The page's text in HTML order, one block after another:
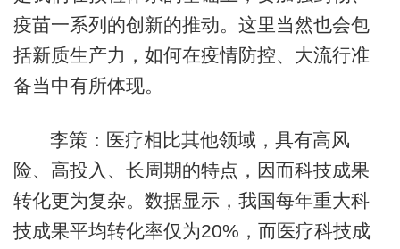
疫苗一系列的创新的推动。这里当然也会包
括新质生产力，如何在疫情防控、大流行准
备当中有所体现。
李策：医疗相比其他领域，具有高风
险、高投入、长周期的特点，因而科技成果
转化更为复杂。数据显示，我国每年重大科
技成果平均转化率仅为20%，而医疗科技成